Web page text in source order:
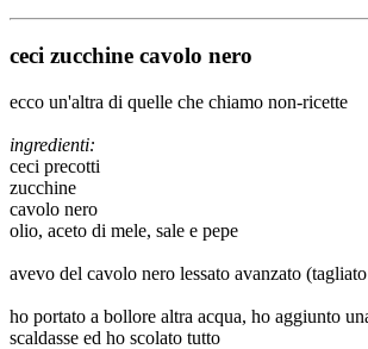
ceci zucchine cavolo nero
ecco un'altra di quelle che chiamo non-ricette
ingredienti:
ceci precotti
zucchine
cavolo nero
olio, aceto di mele, sale e pepe
avevo del cavolo nero lessato avanzato
ho portato a bollore altra acqua, ho aggiunto
scaldasse ed ho scolato tutto